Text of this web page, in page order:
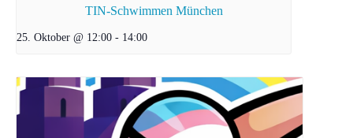
TIN-Schwimmen München
25. Oktober @ 12:00 - 14:00